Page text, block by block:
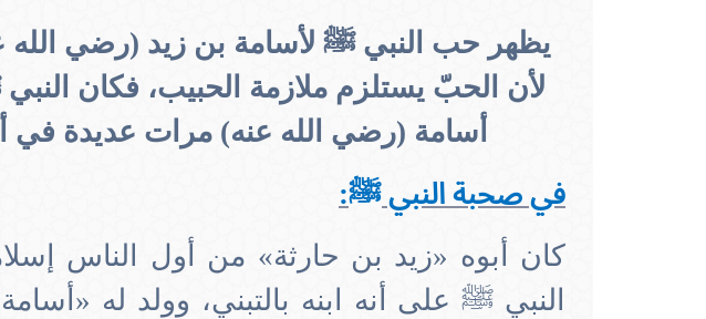
يظهر حب النبي ﷺ لأسامة بن زيد (رضي الله
لأن الحبّ يستلزم ملازمة الحبيب، فكان
أسامة (رضي الله عنه) مرات عديدة في
في صحبة النبي ﷺ:
كان أبوه «زيد بن حارثة» من أول الناس
النبي ﷺ على أنه ابنه بالتبني، وولد له